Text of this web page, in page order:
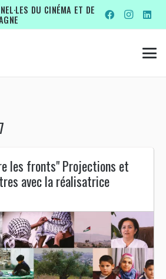
DU CINÉMA ET DE
les fronts" Projections et
avec la réalisatrice